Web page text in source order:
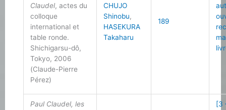
Claudel, actes du
colloque
international et
table ronde.
Shichigarsu-dô,
Tokyo, 2006
(Claude-Pierre
Pérez)
CHUJO
Shinobu,
HASEKURA
Takaharu
189
Paul Claudel, les
[3